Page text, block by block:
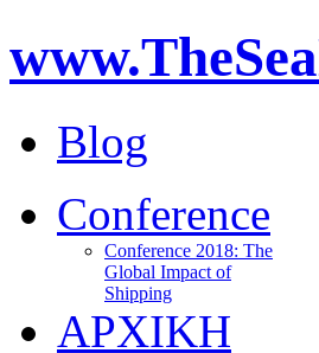
Blog
Conference
Conference 2018: The
Global Impact of
Shipping
ΑΡΧΙΚΗ